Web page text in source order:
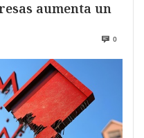
aumenta un
0